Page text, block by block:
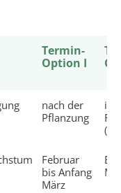
Termin-
Option I
nach der
Pflanzung
im
Februar
bis Anfang
März